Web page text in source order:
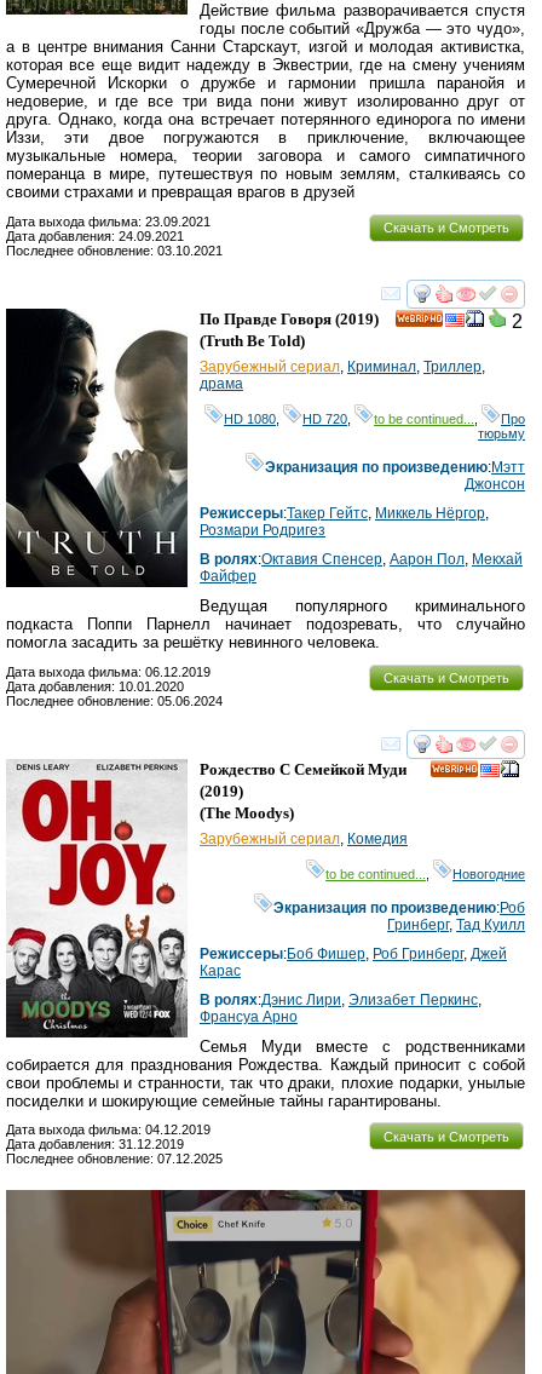
Действие фильма разворачивается спустя
годы после событий «Дружба — это чудо»,
а в центре внимания Санни Старскаут, изгой и молодая активистка,
которая все еще видит надежду в Эквестрии, где на смену учениям
Сумеречной Искорки о дружбе и гармонии пришла паранойя и
недоверие, и где все три вида пони живут изолированно друг от
друга. Однако, когда она встречает потерянного единорога по имени
Иззи, эти двое погружаются в приключение, включающее
музыкальные номера, теории заговора и самого симпатичного
померанца в мире, путешествуя по новым землям, сталкиваясь со
своими страхами и превращая врагов в друзей
Скачать и Смотреть
Дата выхода фильма: 23.09.2021
Дата добавления: 24.09.2021
Последнее обновление: 03.10.2021
смотреть
2
По Правде Говоря (2019)
(Truth Be Told)
Зарубежный сериал, Криминал, Триллер,
драма
HD 1080 HD 720 to be continued...
Про
тюрьму
Экранизация по произведению:Мэтт
Джонсон
Режиссеры:Такер Гейтс, Миккель Нёргор,
Розмари Родригез
В ролях:Октавия Спенсер, Аарон Пол, Мекхай
Файфер
Ведущая популярного криминального
подкаста Поппи Парнелл начинает подозревать, что случайно
помогла засадить за решётку невинного человека.
Скачать и Смотреть
Дата выхода фильма: 06.12.2019
Дата добавления: 10.01.2020
Последнее обновление: 05.06.2024
смотреть
Рождество С Семейкой Муди
(2019)
(The Moodys)
Зарубежный сериал Комедия
to be continued... Новогодние
Экранизация по произведению:Роб
Гринберг,Тад Куилл
Режиссеры:Боб Фишер Роб Гринберг, Джей
Карас
В ролях:Дэнис Лири Элизабет Перкинс
Франсуа Арно
Семья Муди вместе с родственниками
собирается для празднования Рождества. Каждый приносит с собой
свои проблемы и странности, так что драки, плохие подарки, унылые
посиделки и шокирующие семейные тайны гарантированы.
Скачать и Смотреть
Дата выхода фильма: 04.12.2019
Дата добавления: 31.12.2019
Последнее обновление: 07.12.2025